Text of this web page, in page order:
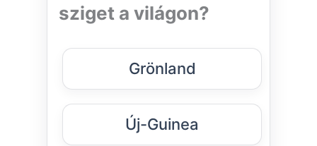
sziget a világon?
Grönland
Új-Guinea